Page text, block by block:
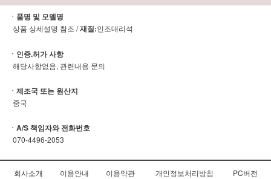
ㆍ품명 및 모델명
상품 상세설명 참조 /재질:인조대리석
ㆍ인증.허가 사항
해당사항없음, 관련내용 문의
ㆍ제조국 또는 원산지
중국
ㆍA/S 책임자와 전화번호
070-4496-2053
회사소개 이용안내 이용약관 개인정보처리방침 PC버전